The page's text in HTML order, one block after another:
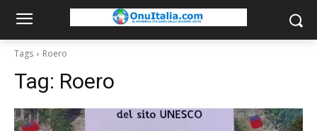
Tags Roero
Tag: Roero